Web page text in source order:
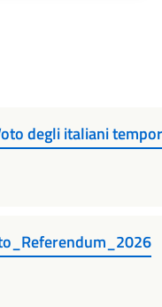
degli italiani